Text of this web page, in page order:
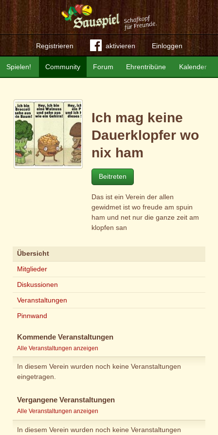
Registrieren aktivieren Einloggen
Community Forum Ehrentribüne Kalender
Spielen!
Ich mag keine
Dauerklopfer wo
nix ham
Beitreten
Das ist ein Verein der allen
gewidmet ist wo freude am spuin
ham und net nur die ganze zeit am
klopfen san
Übersicht
Mitglieder
Diskussionen
Veranstaltungen
Pinnwand
Kommende Veranstaltungen
Alle Veranstaltungen anzeigen
In diesem Verein wurden noch keine Veranstaltungen
eingetragen.
Vergangene Veranstaltungen
Alle Veranstaltungen anzeigen
In diesem Verein wurden noch keine Veranstaltungen